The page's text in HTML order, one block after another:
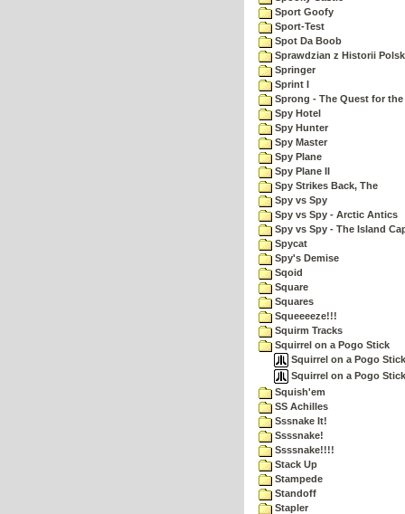
Sport Goofy
Sport-Test
Spot Da Boob
Sprawdzian z Historii
Springer
Sprint I
Sprong - The Quest for
Spy Hotel
Spy Hunter
Spy Master
Spy Plane
Spy Plane II
Spy Strikes Back, The
Spy vs Spy
Spy vs Spy - Arctic Antics
Spy vs Spy - The Island
Spycat
Spy's Demise
Sqoid
Square
Squares
Squeeeeze!!!
Squirm Tracks
Squirrel on a Pogo Stick
Squirrel on a Pogo
Squirrel on a Pogo
Squish'em
SS Achilles
Sssnake It!
Ssssnake!
Ssssnake!!!!
Stack Up
Stampede
Standoff
Stapler